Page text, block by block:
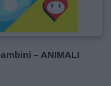
– ANIMALI